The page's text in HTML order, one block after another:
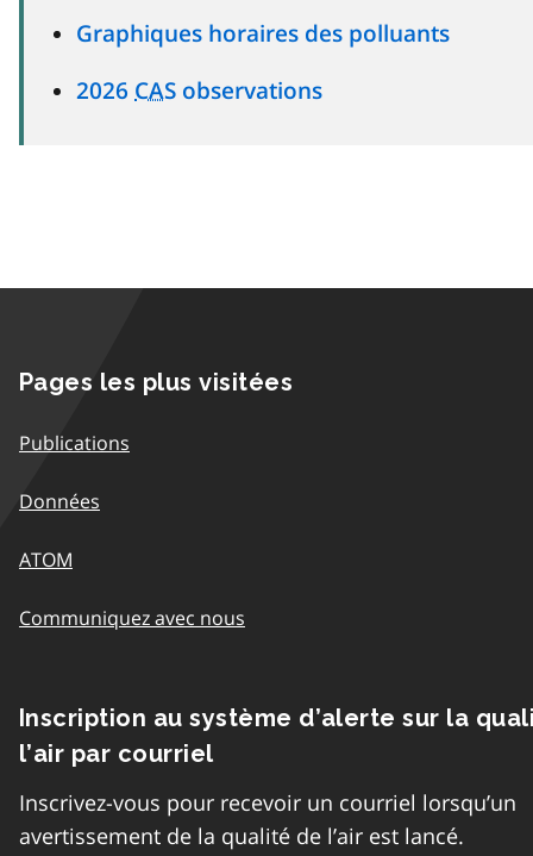
Graphiques horaires des polluants
2026 CAS observations
Pages les plus visitées
Publications
Données
ATOM
Communiquez avec nous
Inscription au système d’alerte sur la
l’air par courriel
Inscrivez-vous pour recevoir un courriel lorsqu’un
avertissement de la qualité de l’air est lancé.